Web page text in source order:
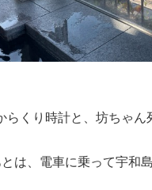
らくり時計と、坊ちゃん
は、電車に乗って宇和